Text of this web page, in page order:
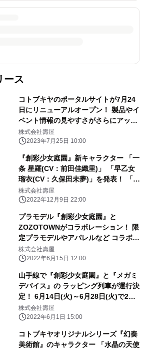
ース
コトブキヤのポータルサイトが7月24
日にリニューアルオープン！ 製品やイ
ベント情報の見やすさがさらにアッ
プ！
株式会社壽屋
2023年7月25日 10:00
『創彩少女庭園』新キャラクター 「一
条 星羅(CV：前田佳織里)」 「早乙女
瑠衣(CV：久保田未夢)」を発表！ 「小
石川 エマ」のプラモデル化も決定！
株式会社壽屋
2022年12月9日 22:00
プラモデル『創彩少女庭園』と
ZOZOTOWNがコラボレーション！ 限
定プラモデルやアパレルなど コラボア
イテムを6月17日より販売開始
株式会社壽屋
2022年6月15日 12:00
山手線で『創彩少女庭園』と『メガミ
デバイス』の ラッピング列車が運行決
定！ 6月14日(火)～6月28日(火)で2編
成が オリジナルラッピングで走行予
定！
株式会社壽屋
2022年6月1日 15:00
コトブキヤオリジナルシリーズ『幻奏
美術館』のキャラクター 「水晶の天使